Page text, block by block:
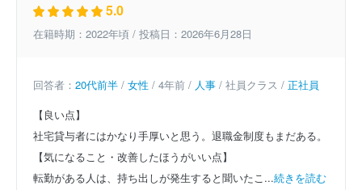
5.0
在籍時期：2022年頃 / 投稿日：2026年6月28日
回答者： 20代前半 / 女性 / 4年前 / 人事 / 社員クラス / 正社員
【良い点】
社宅貸与者にはかなり手厚いと思う。退職金制度もまだある。
【気になること・改善したほうがいい点】
転勤がある人は、持ち出しが発生すると聞いたこ...続きを読む